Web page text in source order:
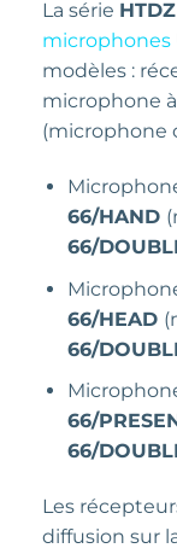
La série
microphones
modèles :
microphone
(microphone
66/HAND
66/
66/HEAD
66/
66/
66/
Les
diffusion sur